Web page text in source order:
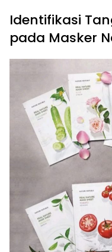
Identifikasi
pada Masker